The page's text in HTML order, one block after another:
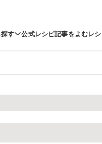
す 公式レシピ記事をよむレ